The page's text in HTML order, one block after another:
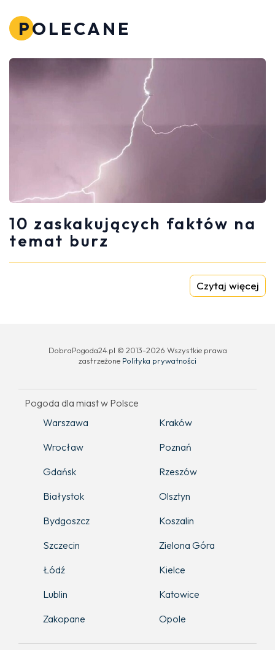
POLECANE
10 zaskakujących faktów na
temat burz
Czytaj więcej
DobraPogoda24.pl © 2013-2026 Wszystkie prawa
zastrzeżone Polityka prywatności
Pogoda dla miast w Polsce
Warszawa
Kraków
Wrocław
Poznań
Gdańsk
Rzeszów
Białystok
Olsztyn
Bydgoszcz
Koszalin
Szczecin
Zielona Góra
Łódź
Kielce
Lublin
Katowice
Zakopane
Opole